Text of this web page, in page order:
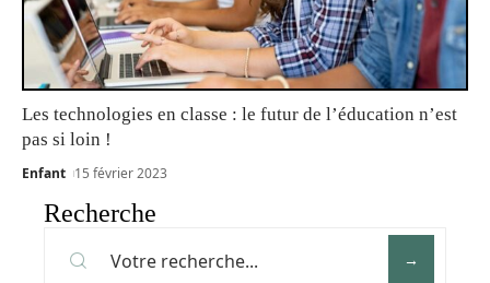
Les technologies en classe : le futur de l’éducation n’est
pas si loin !
Enfant 15 février 2023
Recherche